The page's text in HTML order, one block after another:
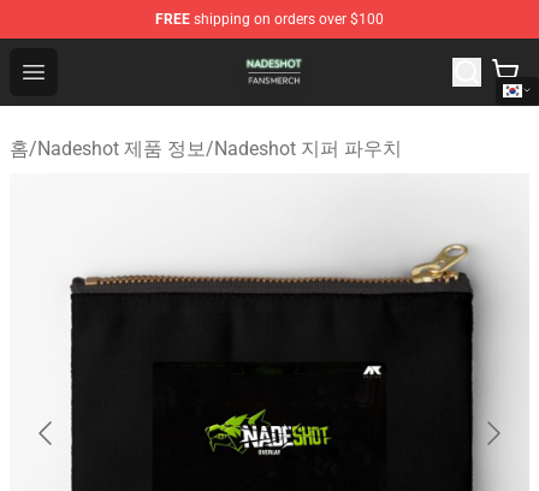
FREE shipping on orders over $100
Open menu
Nadeshot Shop - Official Nadeshot Merchandise Store
홈/Nadeshot 제품 정보/Nadeshot 지퍼 파우치